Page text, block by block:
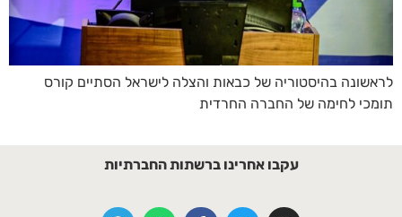
לראשונה בהיסטוריה של כבאות והצלה לישראל הסתיים קורס
תומכי לחימה של החברה החרדית
עקבו אחרינו ברשתות החברתיות